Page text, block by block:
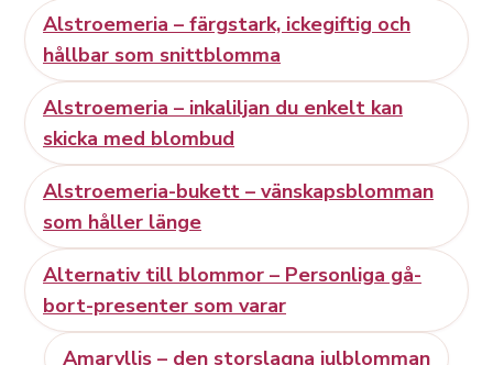
Alstroemeria – färgstark, ickegiftig och
hållbar som snittblomma
Alstroemeria – inkaliljan du enkelt kan
skicka med blombud
Alstroemeria-bukett – vänskapsblomman
som håller länge
Alternativ till blommor – Personliga gå-
bort-presenter som varar
Amaryllis – den storslagna julblomman